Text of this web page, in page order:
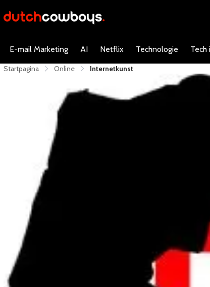
E-mail Marketing AI Netflix Technologie Tech
Startpagina Online Internetkunst